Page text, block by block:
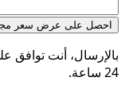
احصل على عرض سعر
بالإرسال، أنت توافق
24 ساعة.